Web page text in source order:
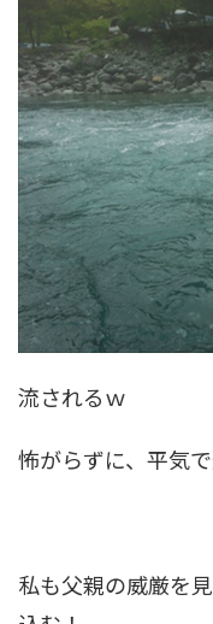
流されるｗ
怖がらずに、平気
私も父親の威厳を